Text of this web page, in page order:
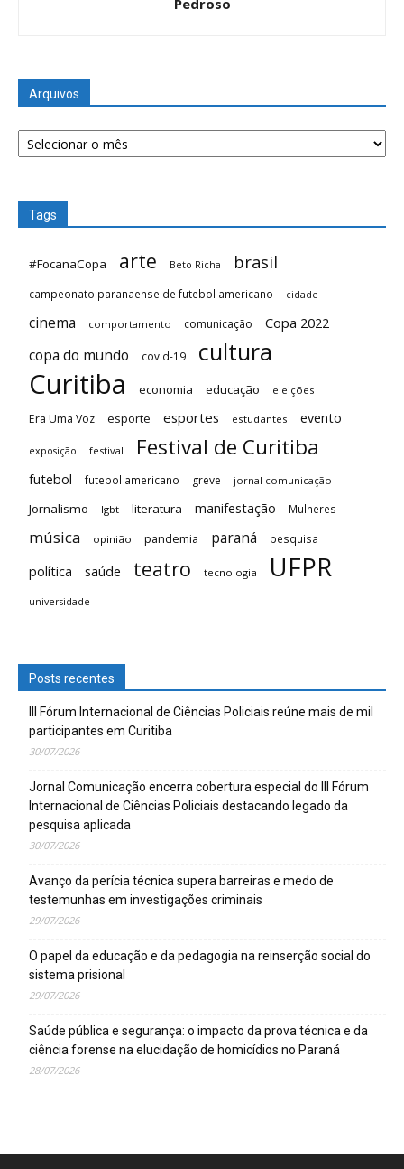
Pedroso
Arquivos
Arquivos
Tags
#FocanaCopa arte Beto Richa brasil
campeonato paranaense de futebol americano cidade
cinema comportamento comunicação Copa 2022
copa do mundo covid-19 cultura
Curitiba economia educação eleições
Era Uma Voz esporte esportes estudantes evento
exposição festival Festival de Curitiba
futebol futebol americano greve jornal comunicação
Jornalismo lgbt literatura manifestação Mulheres
música opinião pandemia paraná pesquisa
política saúde teatro tecnologia UFPR
universidade
Posts recentes
III Fórum Internacional de Ciências Policiais reúne mais de mil
participantes em Curitiba
30/07/2026
Jornal Comunicação encerra cobertura especial do III Fórum
Internacional de Ciências Policiais destacando legado da
pesquisa aplicada
30/07/2026
Avanço da perícia técnica supera barreiras e medo de
testemunhas em investigações criminais
29/07/2026
O papel da educação e da pedagogia na reinserção social do
sistema prisional
29/07/2026
Saúde pública e segurança: o impacto da prova técnica e da
ciência forense na elucidação de homicídios no Paraná
28/07/2026